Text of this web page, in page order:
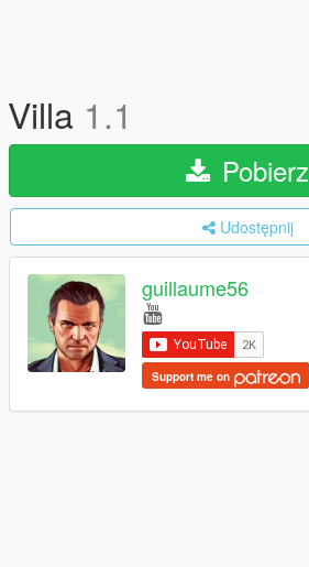
Villa 1.1
Pobierz
Udostępnij
guillaume56
Support me on